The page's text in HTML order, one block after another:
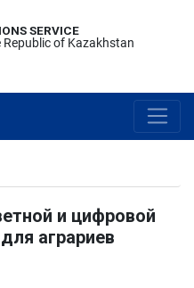
SERVICE
of Kazakhstan
и цифровой
аграриев